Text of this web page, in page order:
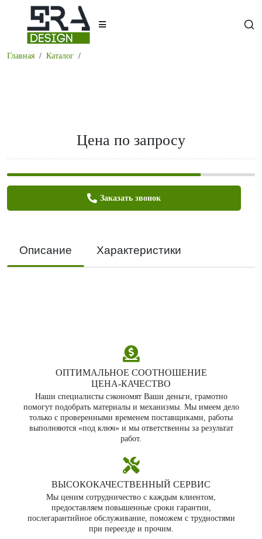
Главная Каталог
Цена по запросу
Заказать звонок
Описание Характеристики
ОПТИМАЛЬНОЕ СООТНОШЕНИЕ
ЦЕНА‑КАЧЕСТВО
Наши специалисты сэкономят Ваши деньги, грамотно
помогут подобрать материалы и механизмы. Мы имеем дело
только с проверенными временем поставщиками, работы
выполняются «под ключ» и мы ответственны за результат
работ.
ВЫСОКОКАЧЕСТВЕННЫЙ СЕРВИС
Мы ценим сотрудничество с каждым клиентом,
предоставляем повышенные сроки гарантии,
послегарантийное обслуживание, поможем с трудностями
при переезде и прочим.